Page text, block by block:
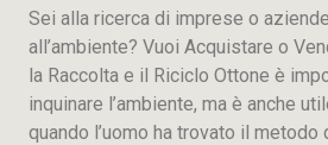
Sei alla ricerca di imprese o
all’ambiente? Vuoi Acquistare o
la Raccolta e il Riciclo Ottone è
inquinare l’ambiente, ma è anche
quando l’uomo ha trovato il